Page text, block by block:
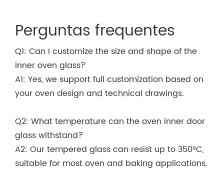
Perguntas frequentes
Q1: Can I customize the size and shape of the
inner oven glass?
A1: Yes, we support full customization based on
your oven design and technical drawings.
Q2: What temperature can the oven inner door
glass withstand?
A2: Our tempered glass can resist up to 350°C,
suitable for most oven and baking applications.